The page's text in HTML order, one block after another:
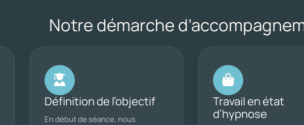
Notre démarche
Définition de l’objectif
En début de séance, nous
Travail en état
d’hypnose